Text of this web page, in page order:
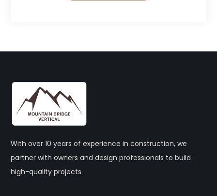
With over 10 years of experience in construction, we
partner with owners and design professionals to build
high-quality projects.